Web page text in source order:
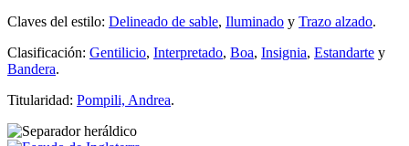
Claves del estilo: Delineado de sable, Iluminado y Trazo alzado.
Clasificación: Gentilicio, Interpretado, Boa, Insignia, Estandarte y
Bandera.
Titularidad: Pompili, Andrea.